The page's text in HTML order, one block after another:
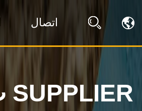
اتصال
ب منفذ الخيوط 2 بوصة 7.5 كيلو واط إلى 11 كيلو وات SUPPLIER